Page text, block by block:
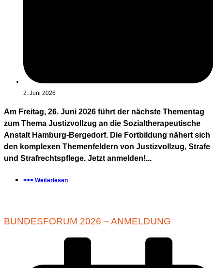
2. Juni 2026
Am Freitag, 26. Juni 2026 führt der nächste Thementag
zum Thema Justizvollzug an die Sozialtherapeutische
Anstalt Hamburg-Bergedorf. Die Fortbildung nähert sich
den komplexen Themenfeldern von Justizvollzug, Strafe
und Strafrechtspflege. Jetzt anmelden!...
>>> Weiterlesen
BUNDESFORUM 2026 – ANMELDUNG